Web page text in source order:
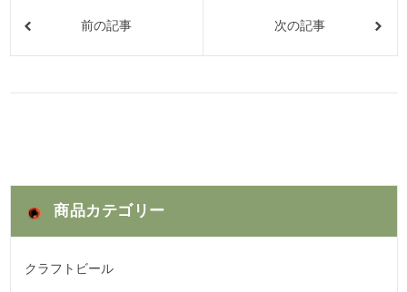
前の記事 次の記事
商品カテゴリー
クラフトビール